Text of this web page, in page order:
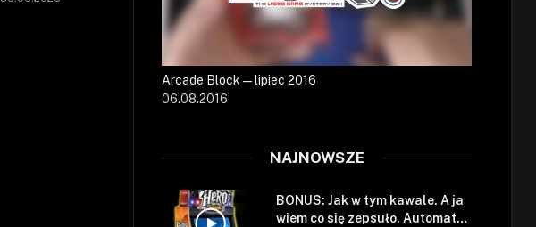
Arcade Block — lipiec 2016
06.08.2016
NAJNOWSZE
BONUS: Jak w tym kawale. A ja
wiem co się zepsuło. Automat